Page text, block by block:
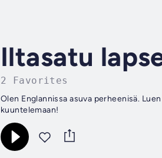
Iltasatu
2 Favorites
Olen Englannissa asuva perheenisä.
kuuntelemaan!